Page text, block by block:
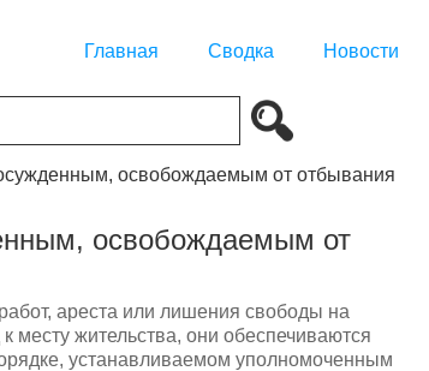
Главная Сводка Новости
освобождаемым от отбывания
освобождаемым от
ареста или лишения свободы на
месту жительства, они обеспечиваются
устанавливаемом уполномоченным